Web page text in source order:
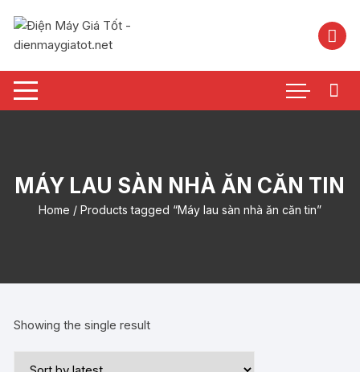
nội
MÁY LAU SÀN NHÀ ĂN CĂN TIN
Home / Products tagged “Máy lau sàn nhà ăn căn tin”
Showing the single result